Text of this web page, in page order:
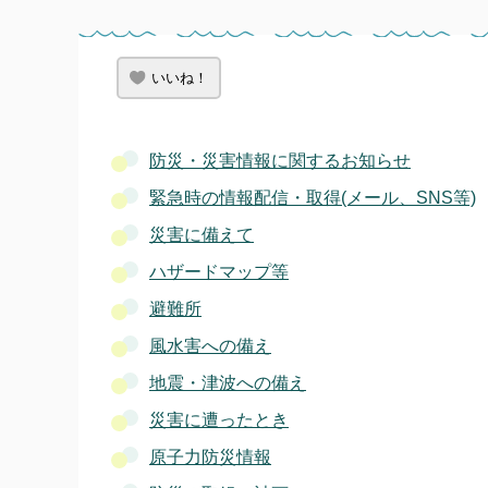
いいね！
防災・災害情報に関するお知らせ
緊急時の情報配信・取得(メール、SNS等)
災害に備えて
ハザードマップ等
避難所
風水害への備え
地震・津波への備え
災害に遭ったとき
原子力防災情報